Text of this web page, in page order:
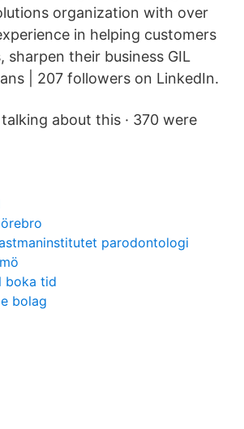
organization with over
in helping customers
sharpen their business GIL
| 207 followers on LinkedIn.
about this · 370 were
parodontologi
boka tid
bolag